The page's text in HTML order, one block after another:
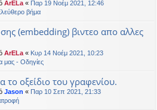
ArELa « Παρ 19 Νοέμ 2021, 12:46
βήμα
(embedding) βιντεο απο αλλες
ArELa « Κυρ 14 Νοέμ 2021, 10:23
μας - Οδηγίες
το οξείδιο του γραφενίου.
Jason « Παρ 10 Σεπ 2021, 21:33